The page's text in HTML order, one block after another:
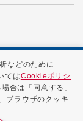
名などは、各社の
Rights
などのために
てはCookieポリシ
合は「同意する」
ブラウザのクッキ